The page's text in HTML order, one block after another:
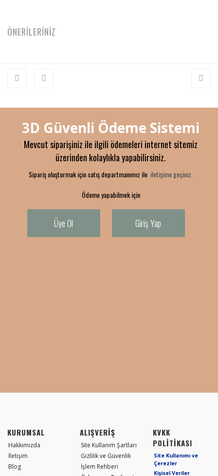
ÖNERİLERİNİZ
3D Güvenli Ödeme Sistemi
Mevcut siparişiniz ile ilgili ödemeleri internet sitemiz
üzerinden kolaylıkla yapabilirsiniz.
Sipariş oluşturmak için satış departmanımız ile iletişime geçiniz.
Ödeme yapabilmek için
Üye Ol Giriş Yap
KURUMSAL
Hakkımızda
İletişim
Blog
ALIŞVERİŞ
Site Kullanım Şartları
Gizlilik ve Güvenlik
İşlem Rehberi
KVKK
POLİTİKASI
Site Kullanımı ve
Çerezler
Kişisel Veriler